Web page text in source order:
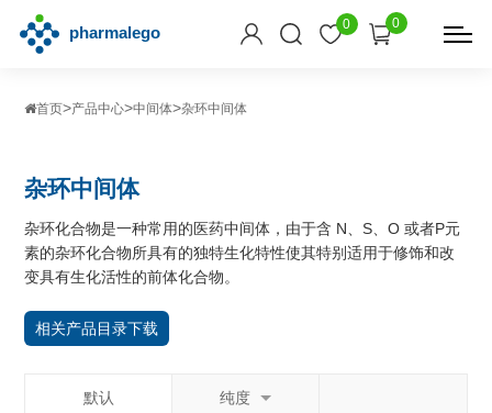
0 0
首页>产品中心>中间体>杂环中间体
杂环中间体
杂环化合物是一种常用的医药中间体，由于含 N、S、O 或者P元
素的杂环化合物所具有的独特生化特性使其特别适用于修饰和改
变具有生化活性的前体化合物。
相关产品目录下载
默认 纯度